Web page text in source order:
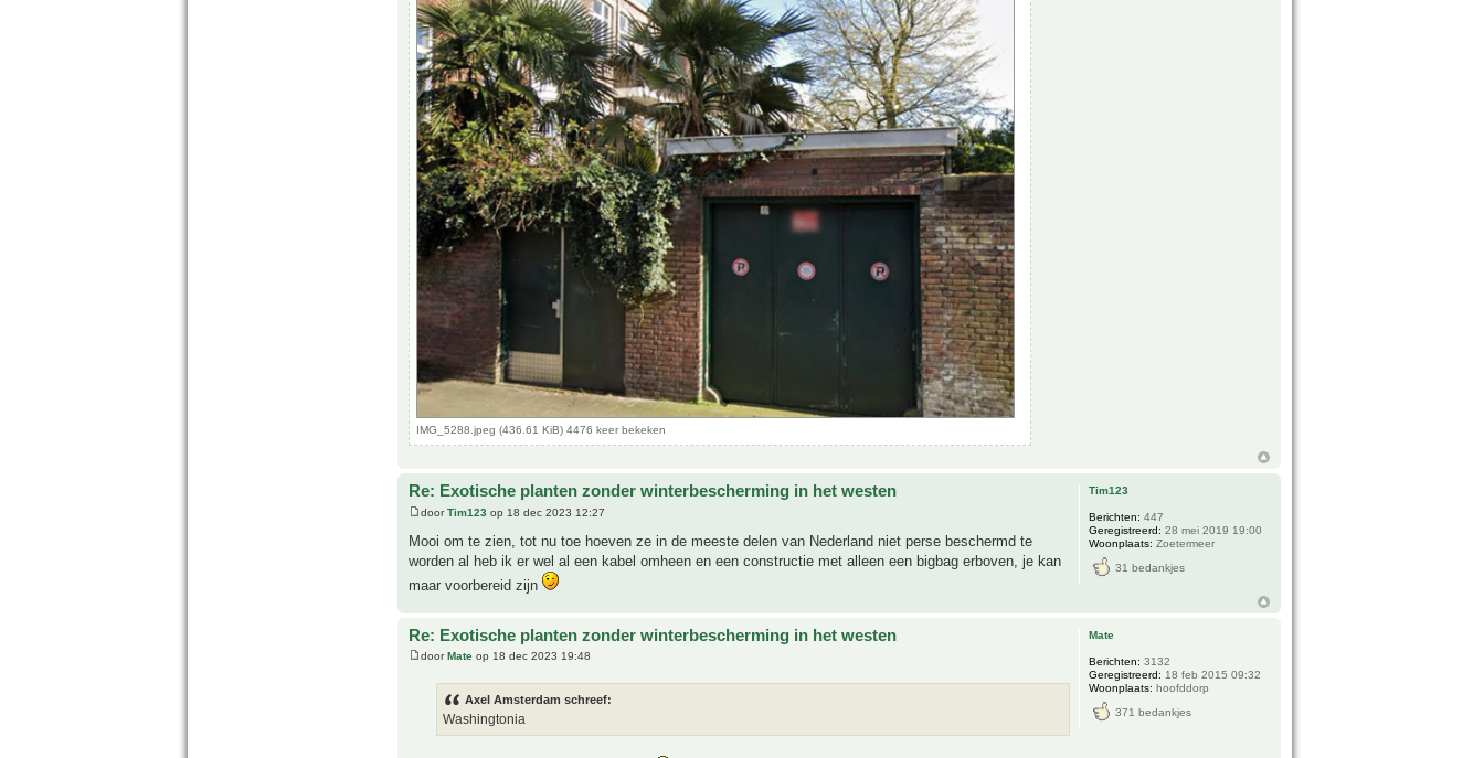
IMG_5288.jpeg (436.61 KiB) 4476 keer bekeken
Re: Exotische planten zonder winterbescherming in het westen
doorTim123 op 18 dec 2023 12:27
Mooi om te zien, tot nu toe hoeven ze in de meeste delen van Nederland niet perse beschermd te
worden al heb ik er wel al een kabel omheen en een constructie met alleen een bigbag erboven, je kan
maar voorbereid zijn
Tim123
Berichten: 447
Geregistreerd: 28 mei 2019 19:00
Woonplaats: Zoetermeer
31 bedankjes
Re: Exotische planten zonder winterbescherming in het westen
door Mate op 18 dec 2023 19:48
Axel Amsterdam schreef:
Washingtonia
Mate
Berichten: 3132
Geregistreerd: 18 feb 2015 09:32
Woonplaats: hoofddorp
371 bedankjes